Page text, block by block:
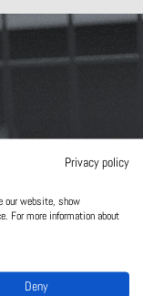
Privacy policy
our website, show
For more information about
Deny